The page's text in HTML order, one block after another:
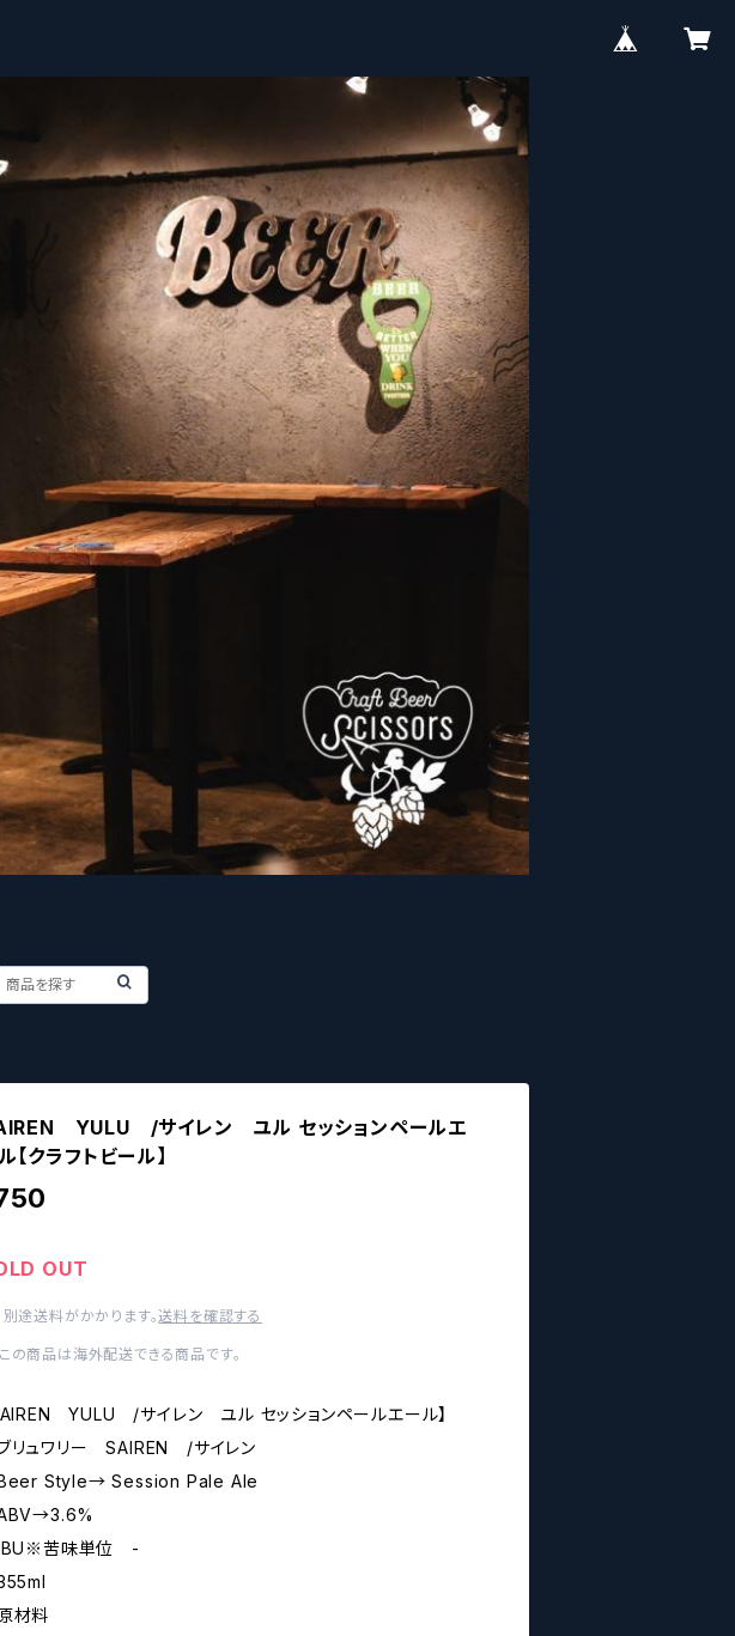
YULU /サイレン ユル セッションペールエ
【クラフトビール】
OUT
別途送料がかかります。送料を確認する
この商品は海外配送できる商品です。
YULU /サイレン ユル セッションペールエール】
リュワリー SAIREN /サイレン
Style→ Session Pale Ale
苦味単位 -
材料